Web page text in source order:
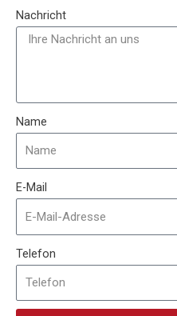
Nachricht
Name
E-Mail
Telefon